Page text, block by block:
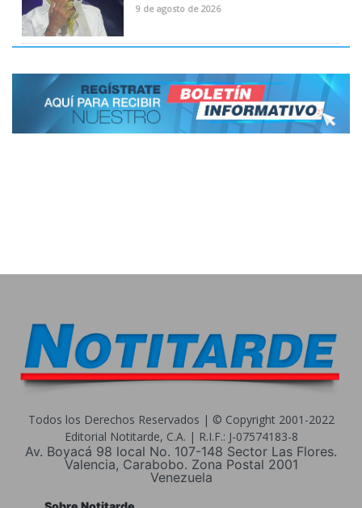
9 de agosto de 2026
Todos los Derechos Reservados | © Copyright 2001-2022
Editorial Notitarde, C.A. | R.I.F.: J-07574183-8
Av. Boyacá 98 local No. 107-148 Sector Las Flores.
Valencia, Carabobo. Zona Postal 2001
Venezuela